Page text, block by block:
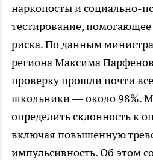
наркопосты и социально-
тестирование,
риска. По данным
региона Максима
проверку прошли почти
школьники — около 98%.
определить склонность к
включая повышенную
импульсивность. Об этом